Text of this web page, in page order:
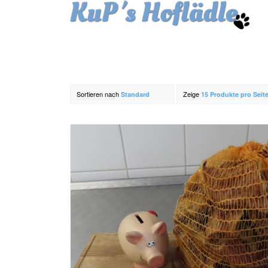
Sortieren nachStandard Zeige15 Produkte pro